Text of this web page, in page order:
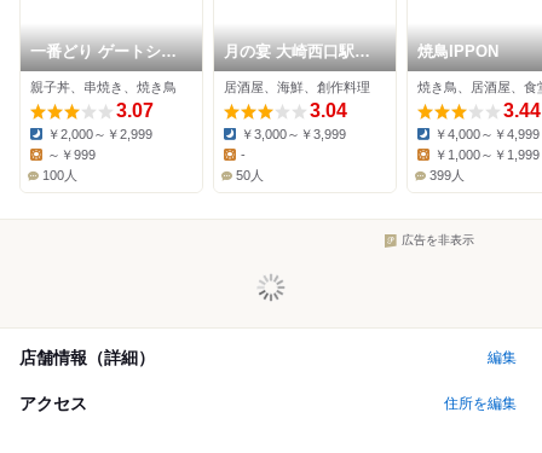
一番どり ゲートシテ
ィー大崎店
親子丼、串焼き、焼き鳥
3.07
Dinner:
￥2,000～￥2,999
～￥999
100人
月の宴 大崎西口駅前
店
居酒屋、海鮮、創作料理
3.04
Dinner:
￥3,000～￥3,999
Lunch:
-
50人
焼鳥IPPON
焼き鳥、居酒屋、食
3.44
Dinner:
￥4,000～￥4,999
￥1,000～￥1,999
399人
広告を非表示
店舗情報（詳細） 編集
アクセス 住所を編集